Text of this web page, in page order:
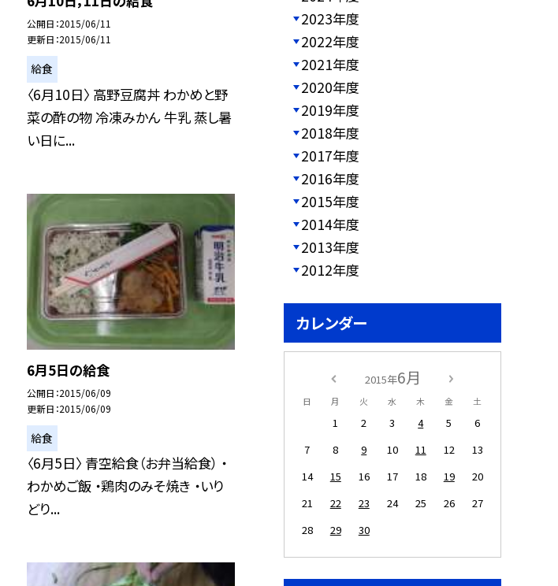
公開日 2015/06/11
更新日 2015/06/11
給食
〈6月10日〉 高野豆腐丼 わかめと野
菜の酢の物 冷凍みかん 牛乳 蒸し暑
い日に...
6月5日の給食
公開日 2015/06/09
更新日 2015/06/09
給食
〈6月5日〉 青空給食（お弁当給食） ・
わかめご飯 ・鶏肉のみそ焼き ・いり
どり...
2023年度
2022年度
2021年度
2020年度
2019年度
2018年度
2017年度
2016年度
2015年度
2014年度
2013年度
2012年度
カレンダー
2015年6月
日 月 火 水 木 金 土
1 2 3 4 5
6
7
8 9 10 11 12
13
14
15 16 17 18 19
20
21
22 23 24 25 26
27
28
29 30